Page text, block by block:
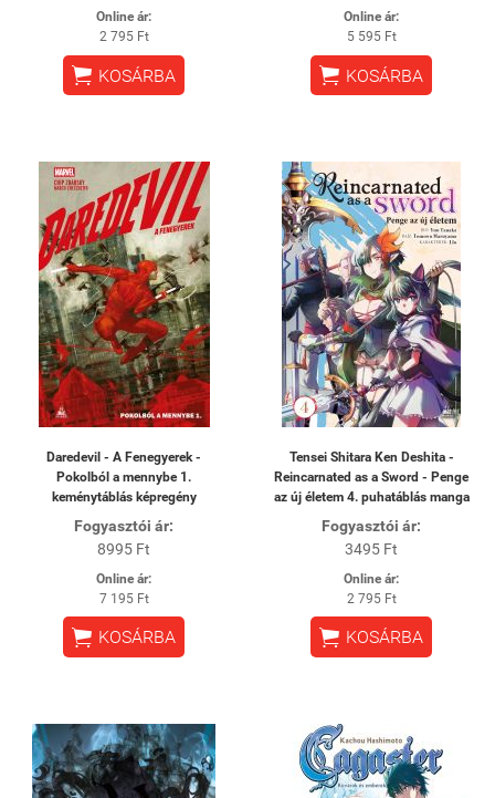
Online ár:
2 795 Ft
 KOSÁRBA
Online ár:
5 595 Ft
 KOSÁRBA
Daredevil - A Fenegyerek -
Pokolból a mennybe 1.
keménytáblás képregény
Fogyasztói ár:
8995 Ft
Online ár:
7 195 Ft
 KOSÁRBA
Tensei Shitara Ken Deshita -
Reincarnated as a Sword - Penge
az új életem 4. puhatáblás manga
Fogyasztói ár:
3495 Ft
Online ár:
2 795 Ft
 KOSÁRBA